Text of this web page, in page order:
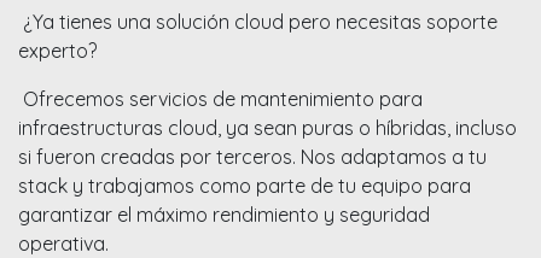
¿Ya tienes una solución cloud pero necesitas soporte
experto?
Ofrecemos servicios de mantenimiento para
infraestructuras cloud, ya sean puras o híbridas, incluso
si fueron creadas por terceros. Nos adaptamos a tu
stack y trabajamos como parte de tu equipo para
garantizar el máximo rendimiento y seguridad
operativa.